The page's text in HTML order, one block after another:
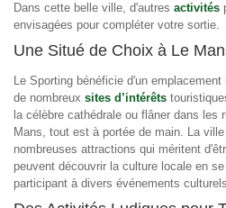
Dans cette belle ville, d'autres activités
envisagées pour compléter votre sortie.
Une Situé de Choix à Le
Le Sporting bénéficie d'un emplacement
de nombreux sites d’intérêts
la célèbre cathédrale ou flâner dans les
Mans, tout est à portée de main. La
nombreuses attractions qui méritent
peuvent découvrir la culture locale en
participant à divers événements